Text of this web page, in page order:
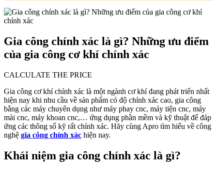
Gia công chính xác là gì? Những ưu điểm
của gia công cơ khí chính xác
CALCULATE THE PRICE
Gia công cơ khí chính xác là một ngành cơ khí đang phát triển nhất
hiện nay khi nhu cầu về sản phẩm có độ chính xác cao, gia công
bằng các máy chuyên dụng như máy phay cnc, máy tiện cnc, máy
mài cnc, máy khoan cnc,… ứng dụng phần mềm và kỹ thuật để đáp
ứng các thông số kỹ rất chính xác. Hãy cùng Apro tìm hiểu về công
nghệ gia công chính xác hiện nay.
Khái niệm gia công chính xác là gì?